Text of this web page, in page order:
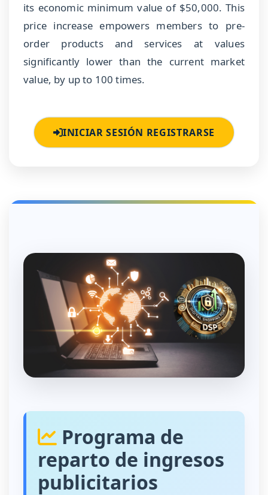
its economic minimum value of $50,000. This
price increase empowers members to pre-
order products and services at values
significantly lower than the current market
value, by up to 100 times.
INICIAR SESIÓN REGISTRARSE
Programa de
reparto de ingresos
publicitarios